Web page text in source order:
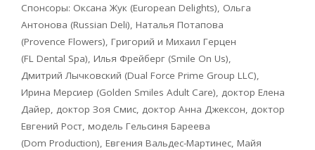
Спонсоры: Оксана Жук (European Delights), Ольга
Антонова (Russian Deli), Наталья Потапова
(Provence Flowers), Григорий и Михаил Герцен
(FL Dental Spa), Илья Фрейберг (Smile On Us),
Дмитрий Лычковский (Dual Force Prime Group LLC),
Ирина Мерсиер (Golden Smiles Adult Care), доктор Елена
Дайер, доктор Зоя Смис, доктор Анна Джексон, доктор
Евгений Рост, модель Гельсиня Бареева
(Dom Production), Евгения Вальдес-Мартинес, Майя